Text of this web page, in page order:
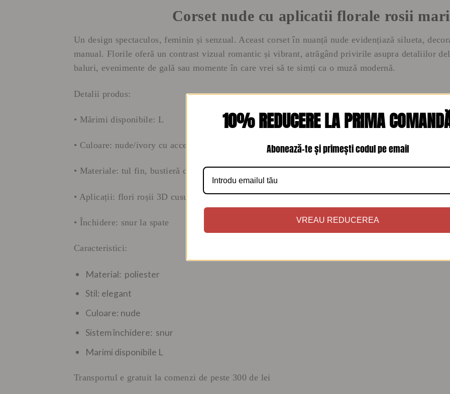
Corset nude cu aplicatii florale rosii
Un design spectaculos, feminin și senzual. Aceast corset în nuanță nude evidențiază silueta,
manual. Florile oferă un contrast vizual romantic și vibrant, atrăgând privirile asupra detaliilor
baluri, evenimente de gală sau momente în care vrei să te simți ca o muză modernă.
Detalii produs:
• Mărimi disponibile: L
• Culoare: nude/ivory cu accente roșii
• Materiale: tul fin, bustieră cu întărituri și aplicații textile
• Aplicații: flori roșii 3D cusute manual
• Închidere: snur la spate
Caracteristici:
Material: poliester
Stil: elegant
Culoare: nude
Sistem închidere: snur
Marimi disponibile L
Transportul e gratuit la comenzi de peste 300 de lei
10% REDUCERE LA PRIMA
Abonează-te și primești codul pe email
VREAU REDUCEREA